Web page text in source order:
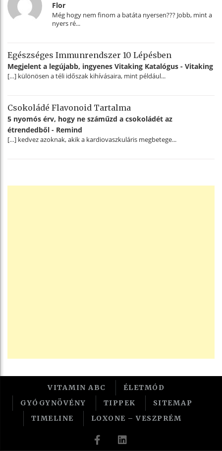
Flor
Még hogy nem finom a batáta nyersen??? Jobb, mint a
nyers ré...
Egészséges Immunrendszer 10 Lépésben
Megjelent a legújabb, ingyenes Vitaking Katalógus - Vitaking
[…] különösen a téli időszak kihívásaira, mint például...
Csokoládé Flavonoid Tartalma
5 nyomós érv, hogy ne száműzd a csokoládét az
étrendedből - Remind
[…] kedvez azoknak, akik a kardiovaszkuláris megbetege...
VITAMIN ABC
ÉLETMÓD
GYÓGYNÖVÉNY
TIPPEK
SITEMAP
TIMELINE
LOXONE – VESZPRÉM